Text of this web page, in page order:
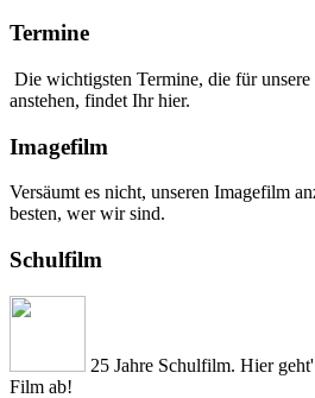
Termine
Die wichtigsten Termine, die für
anstehen, findet Ihr hier.
Imagefilm
Versäumt es nicht, unseren Imagefilm
besten, wer wir sind.
Schulfilm
25 Jahre Schulfilm. Hier
Film ab!